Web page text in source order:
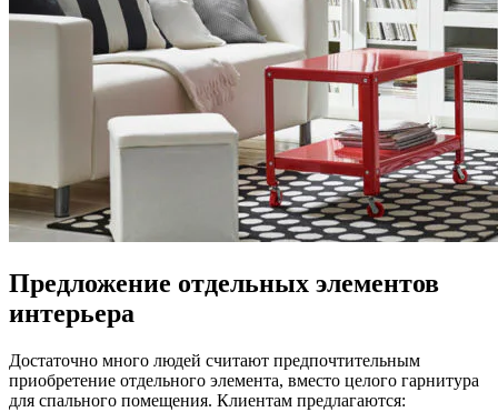
Предложение отдельных элементов
интерьера
Достаточно много людей считают предпочтительным
приобретение отдельного элемента, вместо целого гарнитура
для спального помещения. Клиентам предлагаются: